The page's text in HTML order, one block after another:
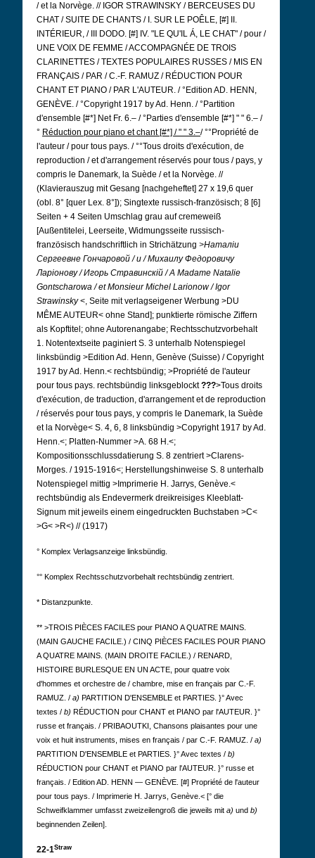
/ et la Norvège. // IGOR STRAWINSKY / BERCEUSES DU
CHAT / SUITE DE CHANTS / I. SUR LE POÊLE, [#] II.
INTÉRIEUR, / III DODO. [#] IV. "LE QU'IL Á, LE CHAT" / pour /
UNE VOIX DE FEMME / ACCOMPAGNÉE DE TROIS
CLARINETTES / TEXTES POPULAIRES RUSSES / MIS EN
FRANÇAIS / PAR / C.-F. RAMUZ / RÉDUCTION POUR
CHANT ET PIANO / PAR L'AUTEUR. / °Edition AD. HENN,
GENÈVE. / °Copyright 1917 by Ad. Henn. / °Partition
d'ensemble [#*] Net Fr. 6.– / °Parties d'ensemble [#*] " " 6.– /
° Réduction pour piano et chant [#*] / " " 3.–/ °°Propriété de
l'auteur / pour tous pays. / °°Tous droits d'exécution, de
reproduction / et d'arrangement réservés pour tous / pays, y
compris le Danemark, la Suède / et la Norvège. //
(Klavierauszug mit Gesang [nachgeheftet] 27 x 19,6 quer
(obl. 8° [quer Lex. 8°]); Singtexte russisch-französisch; 8 [6]
Seiten + 4 Seiten Umschlag grau auf cremeweiß
[Außentitelei, Leerseite, Widmungsseite russisch-
französisch handschriftlich in Strichätzung >Наталiи
Сергеевне Гончаровой / и / Михаилу Федоровичу
Ларiонову / Игорь Стравинскiй / A Madame Natalie
Gontscharowa / et Monsieur Michel Larionow / Igor
Strawinsky<, Seite mit verlagseigener Werbung >DU
MÊME AUTEUR< ohne Stand]; punktierte römische Ziffern
als Kopftitel; ohne Autorenangabe; Rechtsschutzvorbehalt
1. Notentextseite paginiert S. 3 unterhalb Notenspiegel
linksbündig >Edition Ad. Henn, Genève (Suisse) / Copyright
1917 by Ad. Henn.< rechtsbündig; >Propriété de l'auteur
pour tous pays. rechtsbündig linksgeblockt???>Tous droits
d'exécution, de traduction, d'arrangement et de reproduction
/ réservés pour tous pays, y compris le Danemark, la Suède
et la Norvège< S. 4, 6, 8 linksbündig >Copyright 1917 by Ad.
Henn.<; Platten-Nummer >A. 68 H.<;
Kompositionsschlussdatierung S. 8 zentriert >Clarens-
Morges. / 1915-1916<; Herstellungshinweise S. 8 unterhalb
Notenspiegel mittig >Imprimerie H. Jarrys, Genève.<
rechtsbündig als Endevermerk dreikreisiges Kleeblatt-
Signum mit jeweils einem eingedruckten Buchstaben >C<
>G< >R<) // (1917)
° Komplex Verlagsanzeige linksbündig.
°° Komplex Rechtsschutzvorbehalt rechtsbündig zentriert.
* Distanzpunkte.
** >TROIS PIÈCES FACILES pour PIANO A QUATRE MAINS.
(MAIN GAUCHE FACILE.) / CINQ PIÈCES FACILES POUR PIANO
A QUATRE MAINS. (MAIN DROITE FACILE.) / RENARD,
HISTOIRE BURLESQUE EN UN ACTE, pour quatre voix
d'hommes et orchestre de / chambre, mise en français par C.-F.
RAMUZ. / a) PARTITION D'ENSEMBLE et PARTIES. }° Avec
textes / b) RÉDUCTION pour CHANT et PIANO par l'AUTEUR. }°
russe et français. / PRIBAOUTKI, Chansons plaisantes pour une
voix et huit instruments, mises en français / par C.-F. RAMUZ. / a)
PARTITION D'ENSEMBLE et PARTIES. }° Avec textes / b)
RÉDUCTION pour CHANT et PIANO par l'AUTEUR. }° russe et
français. / Edition AD. HENN — GENÈVE. [#] Propriété de l'auteur
pour tous pays. / Imprimerie H. Jarrys, Genève.< [° die
Schweifklammer umfasst zweizeilengroß die jeweils mit a) und b)
beginnenden Zeilen].
22-1Straw